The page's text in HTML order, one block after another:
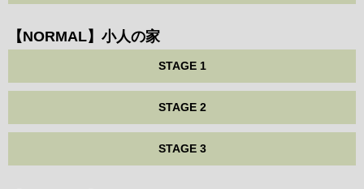
【NORMAL】小人の家
STAGE 1
STAGE 2
STAGE 3